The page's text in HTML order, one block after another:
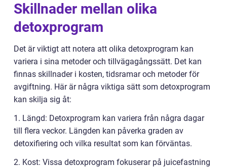
Skillnader mellan olika
detoxprogram
Det är viktigt att notera att olika detoxprogram kan
variera i sina metoder och tillvägagångssätt. Det kan
finnas skillnader i kosten, tidsramar och metoder för
avgiftning. Här är några viktiga sätt som detoxprogram
kan skilja sig åt:
1. Längd: Detoxprogram kan variera från några dagar
till flera veckor. Längden kan påverka graden av
detoxifiering och vilka resultat som kan förväntas.
2. Kost: Vissa detoxprogram fokuserar på juicefastning